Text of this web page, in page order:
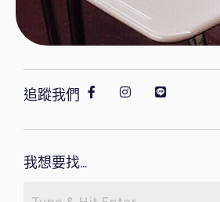
追蹤我們
我想要找...